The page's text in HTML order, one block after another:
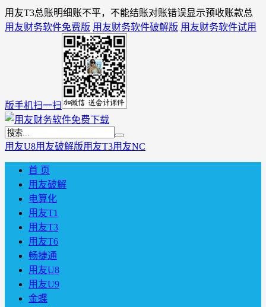
用友T3总账明细账不平，不能结账对账错误显示预收账款总
用友财务软件免费版 用友财务软件破解版 用友财务软件试用
版手机扫一扫
用友U8用友破解版用友T3用友NC
首 页
用友破解
电算化
用友T1
用友T3
用友T6
畅捷通
用友U8
用友U9
金蝶